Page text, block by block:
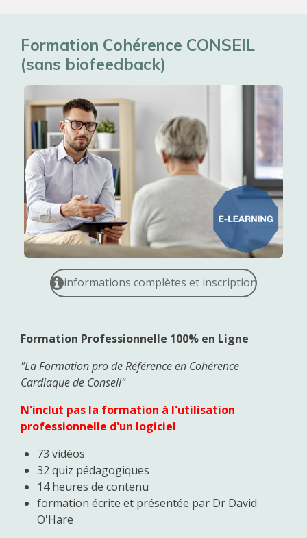
Formation Cohérence CONSEIL
(sans biofeedback)
informations complètes et inscription
Formation Professionnelle 100% en Ligne
"La Formation pro de Référence en Cohérence
Cardiaque de Conseil"
N'inclut pas la formation à l'utilisation
professionnelle d'un logiciel
73 vidéos
32 quiz pédagogiques
14 heures de contenu
formation écrite et présentée par Dr David
O'Hare